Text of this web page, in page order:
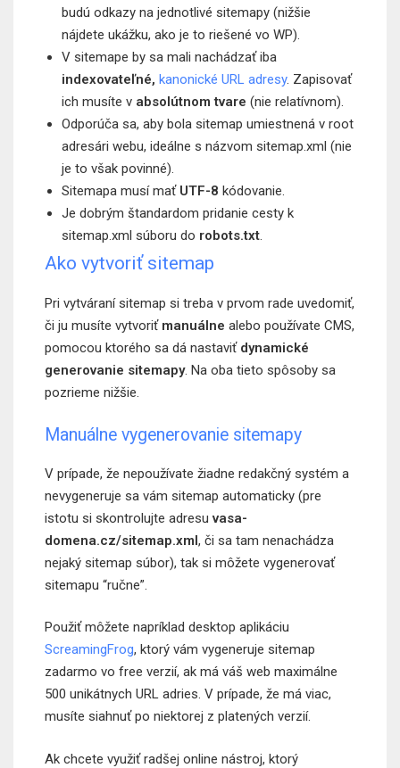
budú odkazy na jednotlivé sitemapy (nižšie
nájdete ukážku, ako je to riešené vo WP).
V sitemape by sa mali nachádzať iba
indexovateľné, kanonické URL adresy. Zapisovať
ich musíte v absolútnom tvare (nie relatívnom).
Odporúča sa, aby bola sitemap umiestnená v root
adresári webu, ideálne s názvom sitemap.xml (nie
je to však povinné).
Sitemapa musí mať UTF-8 kódovanie.
Je dobrým štandardom pridanie cesty k
sitemap.xml súboru do robots.txt.
Ako vytvoriť sitemap
Pri vytváraní sitemap si treba v prvom rade uvedomiť,
či ju musíte vytvoriť manuálne alebo používate CMS,
pomocou ktorého sa dá nastaviť dynamické
generovanie sitemapy. Na oba tieto spôsoby sa
pozrieme nižšie.
Manuálne vygenerovanie sitemapy
V prípade, že nepoužívate žiadne redakčný systém a
nevygeneruje sa vám sitemap automaticky (pre
istotu si skontrolujte adresu vasa-
domena.cz/sitemap.xml, či sa tam nenachádza
nejaký sitemap súbor), tak si môžete vygenerovať
sitemapu “ručne”.
Použiť môžete napríklad desktop aplikáciu
ScreamingFrog, ktorý vám vygeneruje sitemap
zadarmo vo free verzií, ak má váš web maximálne
500 unikátnych URL adries. V prípade, že má viac,
musíte siahnuť po niektorej z platených verzií.
Ak chcete využiť radšej online nástroj, ktorý